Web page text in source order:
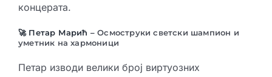
концерата.
🚀 Петар Марић –Осмоструки светски шампион и
уметник на хармоници
Петар изводи велики број виртуозних